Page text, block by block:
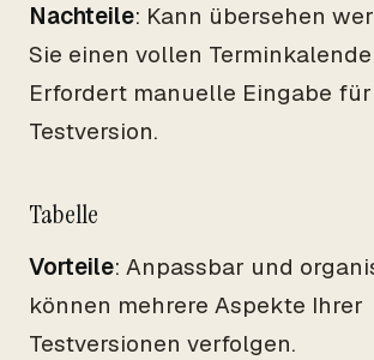
Nachteile: Kann übersehen
Sie einen vollen
Erfordert manuelle Eingabe
Testversion.
Tabelle
Vorteile: Anpassbar und
können mehrere Aspekte Ihrer
Testversionen verfolgen.